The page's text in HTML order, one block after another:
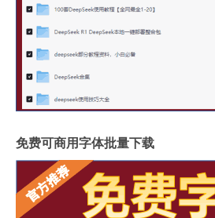
免费可商用字体批量下载